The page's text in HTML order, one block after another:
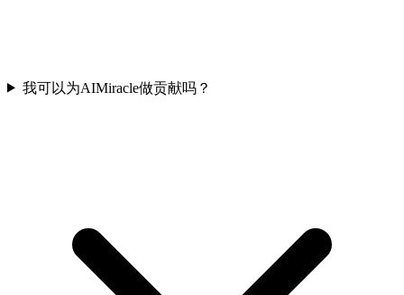
我可以为AIMiracle做贡献吗？